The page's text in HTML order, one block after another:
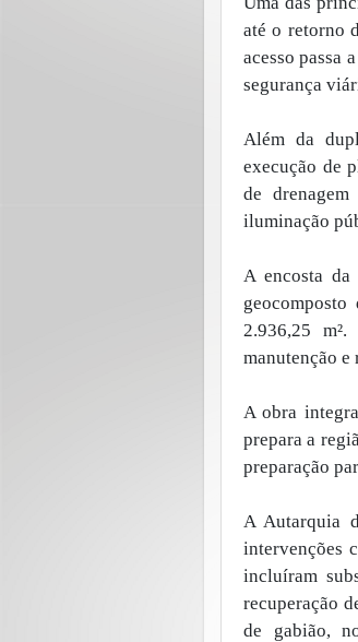
até o retorno
acesso passa
segurança
Além da
execução de
de
iluminação
A encosta
2.936,25
manutenção e
A obra
prepara a
preparação
A Autarquia
intervenções
incluíram
recuperação
de gabião,